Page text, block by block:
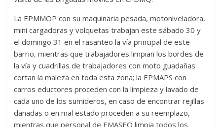
La EPMMOP con su maquinaria pesada, motoniveladora,
mini cargadoras y volquetas trabajan este sábado 30 y
el domingo 31 en el rasanteo la vía principal de este
barrio, mientras que trabajadores limpian los bordes de
la vía y cuadrillas de trabajadores con moto guadañas
cortan la maleza en toda esta zona; la EPMAPS con
carros eductores proceden con la limpieza y lavado de
cada uno de los sumideros, en caso de encontrar rejillas
dañadas o en mal estado proceden a su reemplazo,
mientras que personal de EMASEO limpia todos los